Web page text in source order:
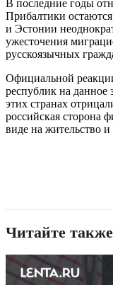
В последние годы
Прибалтики
и Эстонии
ужесточения
русскоязычных
Официальной
республик на данное
этих странах
российская сторона
виде на жительство
Читайте также